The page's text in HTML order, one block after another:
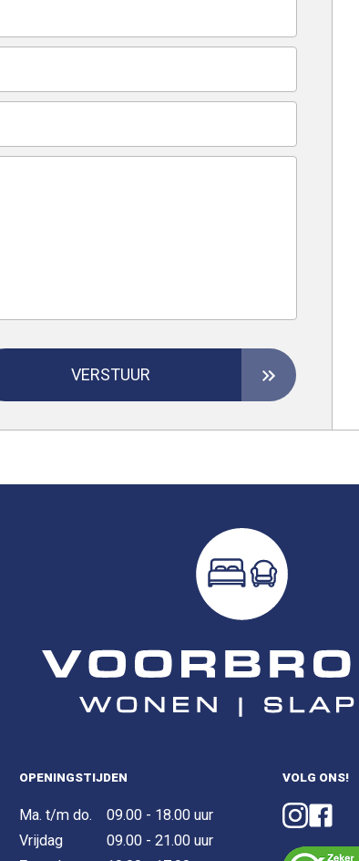
VERSTUUR
OPENINGSTIJDEN
Ma. t/m do.
09.00 - 18.00 uur
Vrijdag
09.00 - 21.00 uur
VOLG ONS!